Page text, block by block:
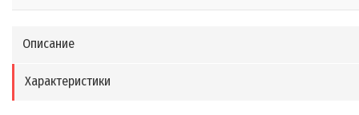
Описание
Характеристики